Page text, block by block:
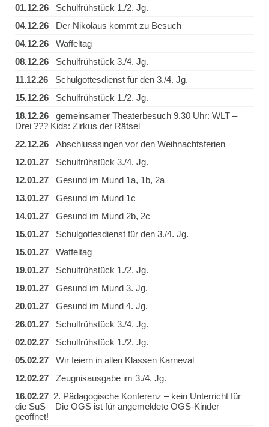
01.12.26 Schulfrühstück 1./2. Jg.
04.12.26 Der Nikolaus kommt zu Besuch
04.12.26 Waffeltag
08.12.26 Schulfrühstück 3./4. Jg.
11.12.26 Schulgottesdienst für den 3./4. Jg.
15.12.26 Schulfrühstück 1./2. Jg.
18.12.26 gemeinsamer Theaterbesuch 9.30 Uhr: WLT –
Drei ??? Kids: Zirkus der Rätsel
22.12.26 Abschlusssingen vor den Weihnachtsferien
12.01.27 Schulfrühstück 3./4. Jg.
12.01.27 Gesund im Mund 1a, 1b, 2a
13.01.27 Gesund im Mund 1c
14.01.27 Gesund im Mund 2b, 2c
15.01.27 Schulgottesdienst für den 3./4. Jg.
15.01.27 Waffeltag
19.01.27 Schulfrühstück 1./2. Jg.
19.01.27 Gesund im Mund 3. Jg.
20.01.27 Gesund im Mund 4. Jg.
26.01.27 Schulfrühstück 3./4. Jg.
02.02.27 Schulfrühstück 1./2. Jg.
05.02.27 Wir feiern in allen Klassen Karneval
12.02.27 Zeugnisausgabe im 3./4. Jg.
16.02.27 2. Pädagogische Konferenz – kein Unterricht für
die SuS – Die OGS ist für angemeldete OGS-Kinder
geöffnet!